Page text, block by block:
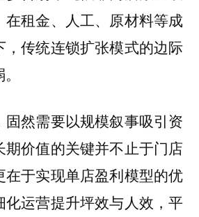
在租金、人工、原材料等成
，传统连锁扩张模式的边际
固然需要以规模叙事吸引资
期价值的关键并不止于门店
在于实现单店盈利模型的优
化运营提升坪效与人效，平